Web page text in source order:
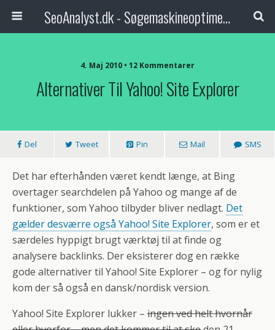
SeoAnalyst.dk - Søgemaskineoptimering med analytisk tilgang
4. Maj 2010 • 12 Kommentarer
Alternativer Til Yahoo! Site Explorer
Del Tweet Pin Mail SMS
Det har efterhånden været kendt længe, at Bing
overtager searchdelen på Yahoo og mange af de
funktioner, som Yahoo tilbyder bliver nedlagt. Det
gælder desværre også Yahoo! Site Explorer, som er et
særdeles hyppigt brugt værktøj til at finde og
analysere backlinks. Der eksisterer dog en række
gode alternativer til Yahoo! Site Explorer – og for nylig
kom der så også en dansk/nordisk version.
Yahoo! Site Explorer lukker – ingen ved helt hvornår